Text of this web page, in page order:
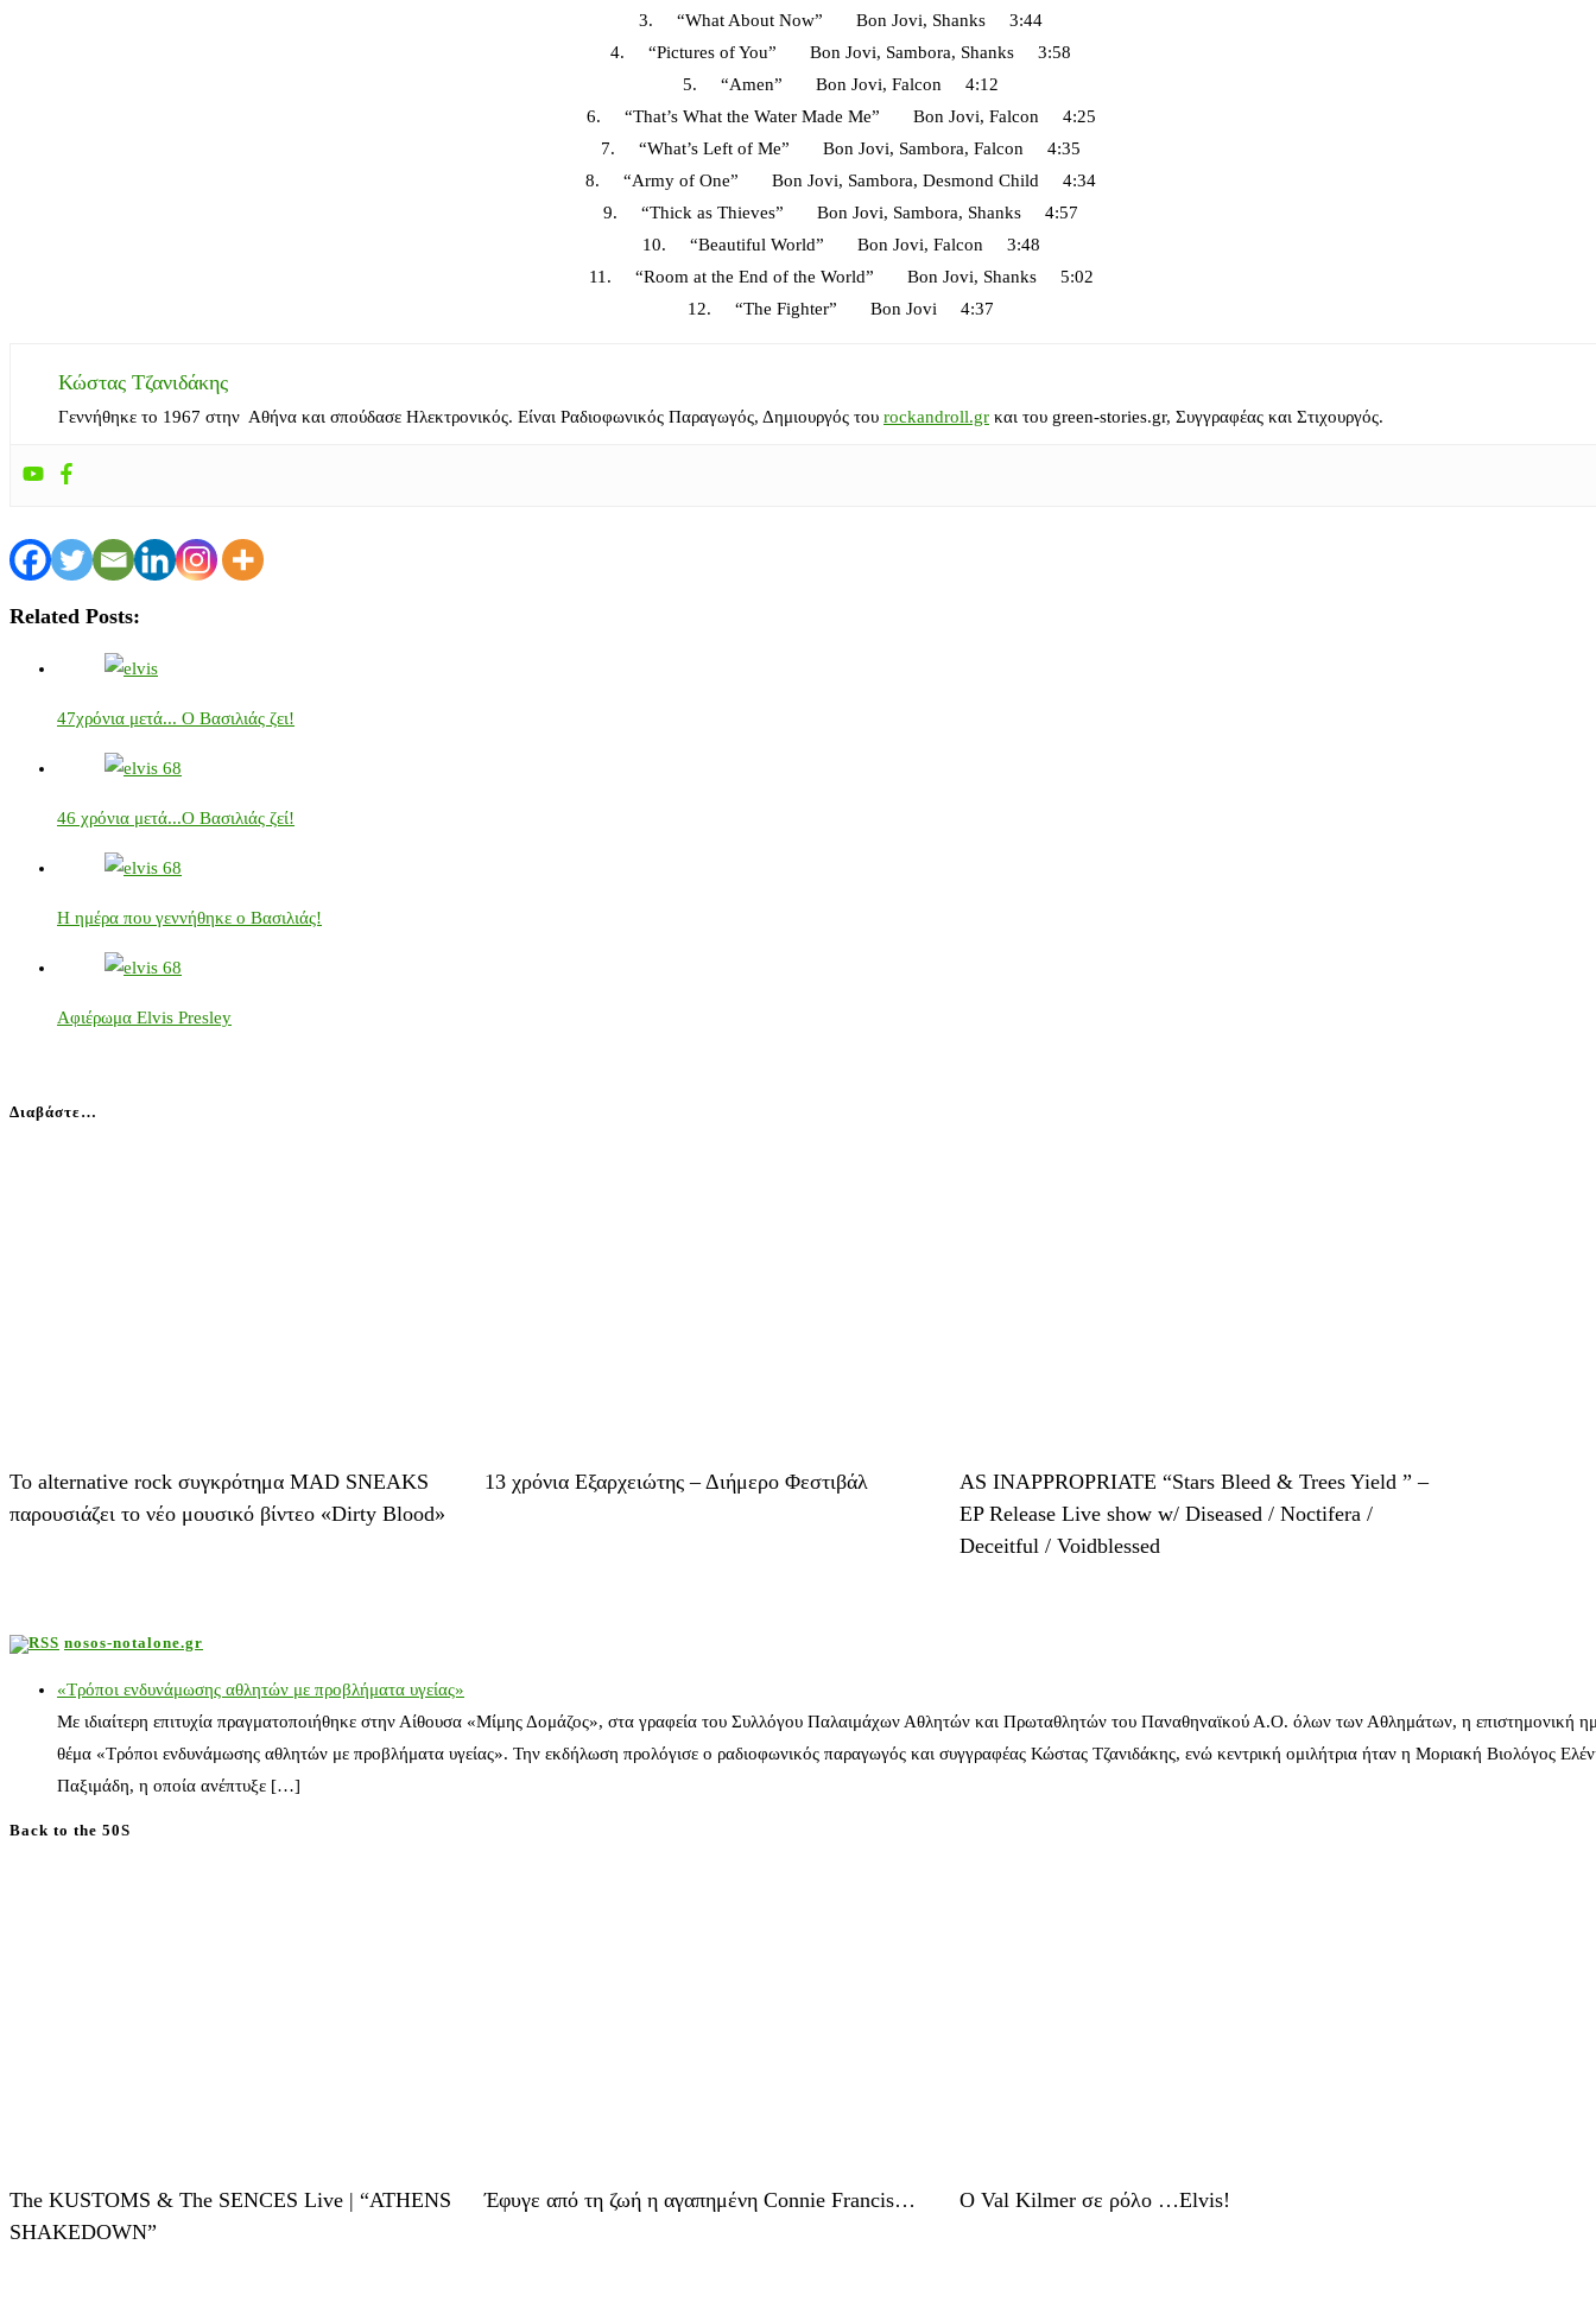
3. “What About Now” Bon Jovi, Shanks 3:44
4. “Pictures of You” Bon Jovi, Sambora, Shanks 3:58
5. “Amen” Bon Jovi, Falcon 4:12
6. “That’s What the Water Made Me” Bon Jovi, Falcon 4:25
7. “What’s Left of Me” Bon Jovi, Sambora, Falcon 4:35
8. “Army of One” Bon Jovi, Sambora, Desmond Child 4:34
9. “Thick as Thieves” Bon Jovi, Sambora, Shanks 4:57
10. “Beautiful World” Bon Jovi, Falcon 3:48
11. “Room at the End of the World” Bon Jovi, Shanks 5:02
12. “The Fighter” Bon Jovi 4:37
Κώστας Τζανιδάκης
Γεννήθηκε το 1967 στην Αθήνα και σπούδασε Ηλεκτρονικός. Είναι Ραδιοφωνικός Παραγωγός, Δημιουργός του rockandroll.gr και του green-stories.gr, Συγγραφέας και Στιχουργός.
Related Posts:
47χρόνια μετά... Ο Βασιλιάς ζει!
46 χρόνια μετά...Ο Βασιλιάς ζεί!
Η ημέρα που γεννήθηκε ο Βασιλιάς!
Αφιέρωμα Elvis Presley
Διαβάστε…
Το alternative rock συγκρότημα MAD SNEAKS
παρουσιάζει το νέο μουσικό βίντεο «Dirty Blood»
13 χρόνια Εξαρχειώτης – Διήμερο Φεστιβάλ
AS INAPPROPRIATE “Stars Bleed & Trees Yield ” –
EP Release Live show w/ Diseased / Noctifera /
Deceitful / Voidblessed
nosos-notalone.gr
«Τρόποι ενδυνάμωσης αθλητών με προβλήματα υγείας»
Με ιδιαίτερη επιτυχία πραγματοποιήθηκε στην Αίθουσα «Μίμης Δομάζος», στα γραφεία του Συλλόγου Παλαιμάχων Αθλητών και Πρωταθλητών του Παναθηναϊκού Α.Ο. όλων των Αθλημάτων, η επιστημονική
θέμα «Τρόποι ενδυνάμωσης αθλητών με προβλήματα υγείας». Την εκδήλωση προλόγισε ο ραδιοφωνικός παραγωγός και συγγραφέας Κώστας Τζανιδάκης, ενώ κεντρική ομιλήτρια ήταν η Μοριακή Βιολόγος
Παξιμάδη, η οποία ανέπτυξε […]
Back to the 50S
The KUSTOMS & The SENCES Live | “ATHENS
SHAKEDOWN”
Έφυγε από τη ζωή η αγαπημένη Connie Francis… Ο Val Kilmer σε ρόλο …Elvis!